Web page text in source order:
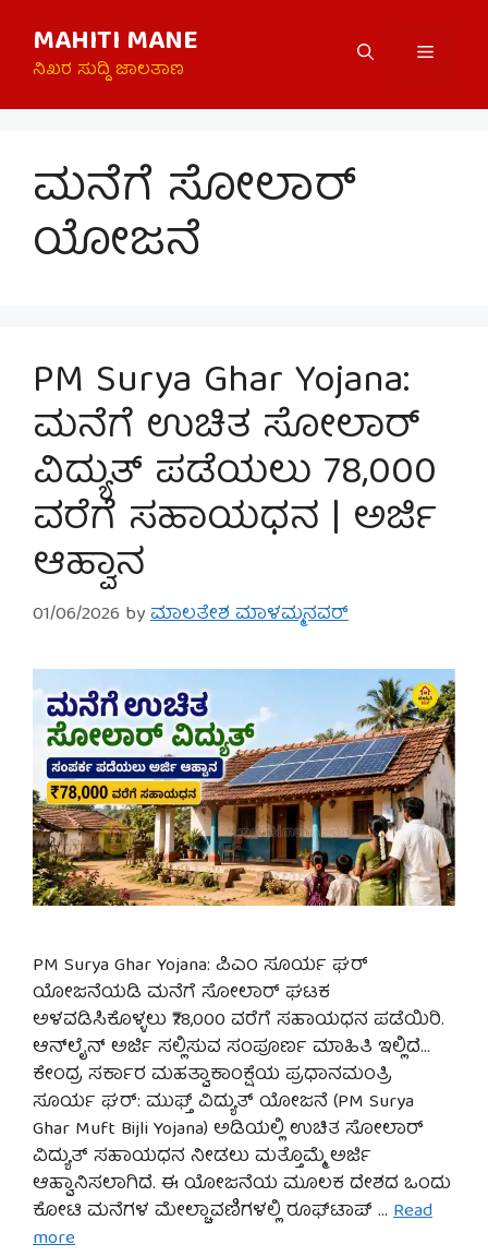
content
MAHITI MANE
ನಿಖರ ಸುದ್ದಿ ಜಾಲತಾಣ
Menu
ಮನೆಗೆ ಸೋಲಾರ್
ಯೋಜನೆ
PM Surya Ghar Yojana:
ಮನೆಗೆ ಉಚಿತ ಸೋಲಾರ್
ವಿದ್ಯುತ್ ಪಡೆಯಲು 78,000
ವರೆಗೆ ಸಹಾಯಧನ | ಅರ್ಜಿ
ಆಹ್ವಾನ
01/06/2026 byಮಾಲತೇಶ ಮಾಳಮ್ಮನವರ್
PM Surya Ghar Yojana: ಪಿಎಂ ಸೂರ್ಯ ಘರ್
ಯೋಜನೆಯಡಿ ಮನೆಗೆ ಸೋಲಾರ್ ಘಟಕ
ಅಳವಡಿಸಿಕೊಳ್ಳಲು ₹78,000 ವರೆಗೆ ಸಹಾಯಧನ ಪಡೆಯಿರಿ.
ಆನ್‌ಲೈನ್ ಅರ್ಜಿ ಸಲ್ಲಿಸುವ ಸಂಪೂರ್ಣ ಮಾಹಿತಿ ಇಲ್ಲಿದೆ…
ಕೇಂದ್ರ ಸರ್ಕಾರ ಮಹತ್ವಾಕಾಂಕ್ಷೆಯ ಪ್ರಧಾನಮಂತ್ರಿ
ಸೂರ್ಯ ಘರ್: ಮುಫ್ತ್ ವಿದ್ಯುತ್ ಯೋಜನೆ (PM Surya
Ghar Muft Bijli Yojana) ಅಡಿಯಲ್ಲಿ ಉಚಿತ ಸೋಲಾರ್
ವಿದ್ಯುತ್ ಸಹಾಯಧನ ನೀಡಲು ಮತ್ತೊಮ್ಮೆ ಅರ್ಜಿ
ಆಹ್ವಾನಿಸಲಾಗಿದೆ. ಈ ಯೋಜನೆಯ ಮೂಲಕ ದೇಶದ ಒಂದು
ಕೋಟಿ ಮನೆಗಳ ಮೇಲ್ಚಾವಣಿಗಳಲ್ಲಿ ರೂಫ್‌ಟಾಪ್ … Read
more